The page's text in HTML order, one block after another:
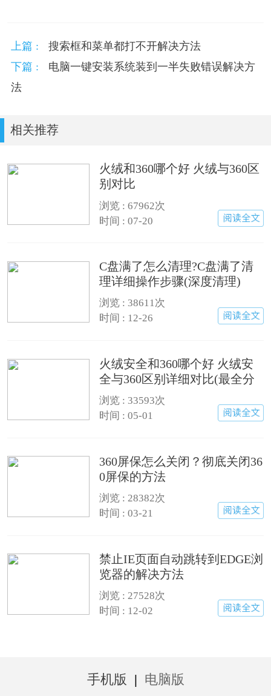
上篇 :
搜索框和菜单都打不开解决方法
下篇 :
电脑一键安装系统装到一半失败错误解决方
法
相关推荐
火绒和360哪个好 火绒与360区
别对比
浏览 :67962次
时间 : 07-20
C盘满了怎么清理?C盘满了清
理详细操作步骤(深度清理)
浏览 : 38611次
时间 : 12-26
火绒安全和360哪个好 火绒安
全与360区别详细对比(最全分
析)
浏览 : 33593次
时间 : 05-01
360屏保怎么关闭？彻底关闭36
0屏保的方法
浏览 :28382次
时间 : 03-21
禁止IE页面自动跳转到EDGE浏
览器的解决方法
浏览 :27528次
时间 : 12-02
手机版 | 电脑版